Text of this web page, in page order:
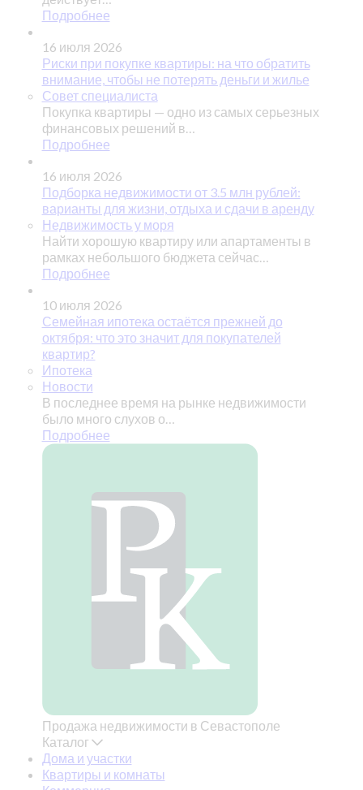
Подробнее
16 июля 2026
Риски при покупке квартиры: на что обратить
внимание, чтобы не потерять деньги и жилье
Совет специалиста
Покупка квартиры — одно из самых серьезных
финансовых решений в…
Подробнее
16 июля 2026
Подборка недвижимости от 3.5 млн рублей:
варианты для жизни, отдыха и сдачи в аренду
Недвижимость у моря
Найти хорошую квартиру или апартаменты в
рамках небольшого бюджета сейчас…
Подробнее
10 июля 2026
Семейная ипотека остаётся прежней до
октября: что это значит для покупателей
квартир?
Ипотека
Новости
В последнее время на рынке недвижимости
было много слухов о…
Подробнее
Продажа недвижимости в Севастополе
Каталог
Дома и участки
Квартиры и комнаты